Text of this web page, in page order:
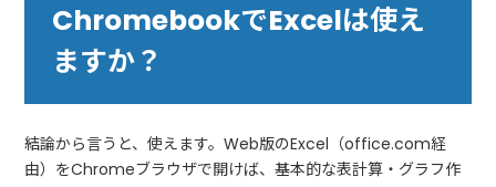
ChromebookでExcelは使え
ますか？
結論から言うと、使えます。Web版のExcel（office.com経
由）をChromeブラウザで開けば、基本的な表計算・グラフ作